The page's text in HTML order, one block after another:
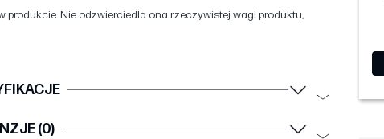
Nie odzwierciedla ona rzeczywistej wagi produktu,
(0)